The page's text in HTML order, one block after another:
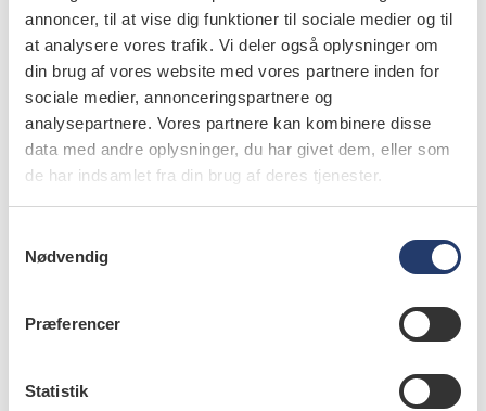
annoncer, til at vise dig funktioner til sociale medier og til
at analysere vores trafik. Vi deler også oplysninger om
din brug af vores website med vores partnere inden for
sociale medier, annonceringspartnere og
analysepartnere. Vores partnere kan kombinere disse
data med andre oplysninger, du har givet dem, eller som
de har indsamlet fra din brug af deres tjenester.
Nødvendig
Præferencer
Statistik
Sådan skal du anvende antibiotika
23.11.2020
Få overblik over Sundhedsstyrelsen anbefalinger til
brugen af antibiotika.
Mikrobiologisk diagnostik forbedrer ikke
mere specifikt efter forudgående mikrobiologisk